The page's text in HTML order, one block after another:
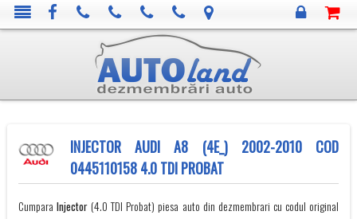
INJECTOR AUDI A8 (4E_) 2002-2010 COD
0445110158 4.0 TDI PROBAT
Cumpara Injector(4.0 TDI Probat) piesa auto din dezmembrari cu codul original